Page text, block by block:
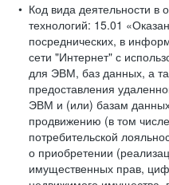
Код вида деятельности
технологий: 15.01
посреднических, в
сети "Интернет" с
для ЭВМ, баз данных, а
предоставления
ЭВМ и (или) базам
продвижению (в том
потребительской
о приобретении
имущественных прав,